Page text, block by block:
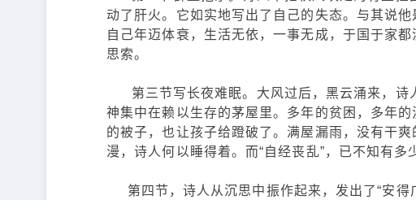
动了肝火。它如实地写出了自己的失态。与其说
自己年迈体衰，生活无依，一事无成，于国于家
思索。
第三节写长夜难眠。大风过后，黑云涌来，诗
神集中在赖以生存的茅屋里。多年的贫困，多年
的被子，也让孩子给蹬破了。满屋漏雨，没有干
漫，诗人何以睡得着。而“自经丧乱”，已不知有
第四节，诗人从沉思中振作起来，发出了“安得